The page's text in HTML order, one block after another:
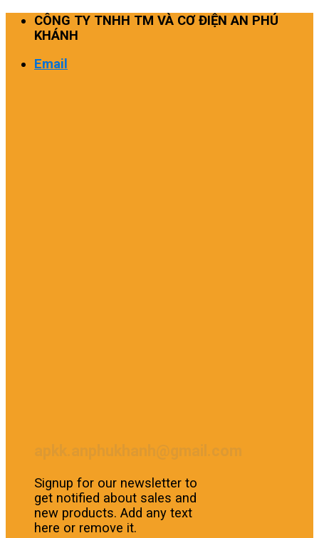
Skip
CÔNG TY TNHH TM VÀ CƠ ĐIỆN AN PHÚ
KHÁNH
Email
Signup for our newsletter to
get notified about sales and
new products. Add any text
here or remove it.